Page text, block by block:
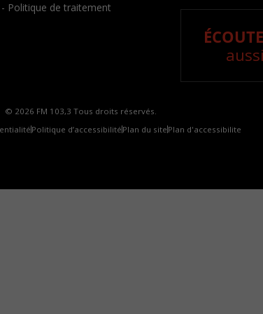
- Politique de traitement
© 2026 FM 103,3 Tous droits réservés.
Politique d’accessibilité Plan du site Plan d'accessibilite